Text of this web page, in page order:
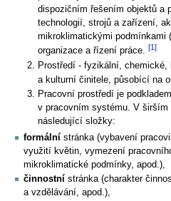
dispozičním řešením objektů a
technologií, strojů a zařízení,
mikroklimatickými podmínkami
organizace a řízení práce.[1]
Prostředí - fyzikální,
a kulturní činitele, působící na
Pracovní prostředí je
v pracovním systému. V
následující složky:
formální stránka (vybavení
využití květin, vymezení
mikroklimatické podmínky, apod.),
činnostní stránka (charakter
a vzdělávání, apod.),